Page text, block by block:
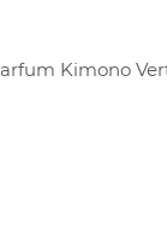
Kimono